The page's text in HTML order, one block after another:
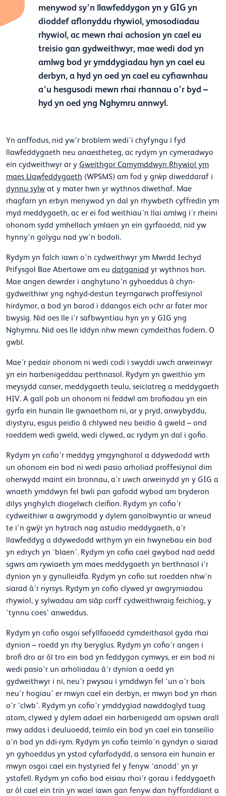
menywod sy’n llawfeddygon yn y GIG yn
dioddef aflonyddu rhywiol, ymosodiadau
rhywiol, ac mewn rhai achosion yn cael eu
treisio gan gydweithwyr, mae wedi dod yn
amlwg bod yr ymddygiadau hyn yn cael eu
derbyn, a hyd yn oed yn cael eu cyfiawnhau
a’u hesgusodi mewn rhai rhannau o’r byd –
hyd yn oed yng Nghymru annwyl.
Yn anffodus, nid yw’r broblem wedi’i chyfyngu i fyd
llawfeddygaeth neu anaestheteg, ac rydym yn cymeradwyo
ein cydweithwyr ar y Gweithgor Camymddwyn Rhywiol ym
maes Llawfeddygaeth (WPSMS) am fod y grŵp diweddaraf i
dynnu sylw at y mater hwn yr wythnos diwethaf. Mae
rhagfarn yn erbyn menywod yn dal yn rhywbeth cyffredin ym
myd meddygaeth, ac er ei fod weithiau’n llai amlwg i’r rheini
ohonom sydd ymhellach ymlaen yn ein gyrfaoedd, nid yw
hynny’n golygu nad yw’n bodoli.
Rydym yn falch iawn o’n cydweithwyr ym Mwrdd Iechyd
Prifysgol Bae Abertawe am eu datganiad yr wythnos hon.
Mae angen dewrder i anghytuno’n gyhoeddus â chyn-
gydweithiwr yng nghyd-destun teyrngarwch proffesiynol
hirdymor, a bod yn barod i ddangos eich ochr ar fater mor
bwysig. Nid oes lle i’r safbwyntiau hyn yn y GIG yng
Nghymru. Nid oes lle iddyn nhw mewn cymdeithas fodern. O
gwbl.
Mae’r pedair ohonom ni wedi codi i swyddi uwch arweinwyr
yn ein harbenigeddau perthnasol. Rydym yn gweithio ym
meysydd canser, meddygaeth teulu, seiciatreg a meddygaeth
HIV. A gall pob un ohonom ni feddwl am brofiadau yn ein
gyrfa ein hunain lle gwnaethom ni, ar y pryd, anwybyddu,
diystyru, esgus peidio â chlywed neu beidio â gweld – ond
roeddem wedi gweld, wedi clywed, ac rydym yn dal i gofio.
Rydym yn cofio’r meddyg ymgynghorol a ddywedodd wrth
un ohonom ein bod ni wedi pasio arholiad proffesiynol dim
oherwydd maint ein bronnau, a’r uwch arweinydd yn y GIG a
wnaeth ymddwyn fel bwli pan gafodd wybod am bryderon
dilys ynghylch diogelwch cleifion. Rydym yn cofio’r
cydweithiwr a awgrymodd y dylem ganolbwyntio ar wneud
te i’n gwŷr yn hytrach nag astudio meddygaeth, a’r
llawfeddyg a ddywedodd wrthym yn ein hwynebau ein bod
yn edrych yn ‘blaen’. Rydym yn cofio cael gwybod nad oedd
sgwrs am rywiaeth ym maes meddygaeth yn berthnasol i’r
dynion yn y gynulleidfa. Rydym yn cofio sut roedden nhw’n
siarad â’r nyrsys. Rydym yn cofio clywed yr awgrymiadau
rhywiol, y sylwadau am siâp corff cydweithwraig feichiog, y
‘tynnu coes’ anweddus.
Rydym yn cofio osgoi sefyllfaoedd cymdeithasol gyda rhai
dynion – roedd yn rhy beryglus. Rydym yn cofio’r angen i
brofi dro ar ôl tro ein bod yn feddygon cymwys, er ein bod ni
wedi pasio’r un arholiadau â’r dynion a oedd yn
gydweithwyr i ni, neu’r pwysau i ymddwyn fel ‘un o’r bois
neu'r hogiau’ er mwyn cael ein derbyn, er mwyn bod yn rhan
o'r ‘clwb’. Rydym yn cofio’r ymddygiad nawddoglyd tuag
atom, clywed y dylem adael ein harbenigedd am opsiwn arall
mwy addas i deuluoedd, teimlo ein bod yn cael ein tanseilio
a’n bod yn ddi-rym. Rydym yn cofio teimlo’n gyndyn o siarad
yn gyhoeddus yn ystod cyfarfodydd, a sensora ein hunain er
mwyn osgoi cael ein hystyried fel y fenyw ‘anodd’ yn yr
ystafell. Rydym yn cofio bod eisiau rhoi’r gorau i feddygaeth
ar ôl cael ein trin yn wael iawn gan fenyw dan hyfforddiant a